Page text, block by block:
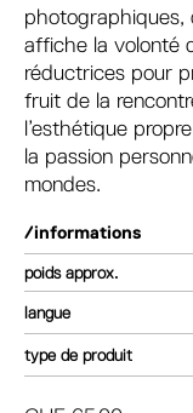
photographiques,
affiche la volonté
réductrices pour
fruit de la
l’esthétique
la passion
mondes.
/informations
poids
langue
type de produit